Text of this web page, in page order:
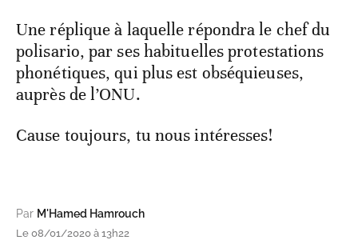
Une réplique à laquelle répondra le chef du
polisario, par ses habituelles protestations
phonétiques, qui plus est obséquieuses,
auprès de l’ONU.
Cause toujours, tu nous intéresses!
Par M'Hamed Hamrouch
Le 08/01/2020 à 13h22